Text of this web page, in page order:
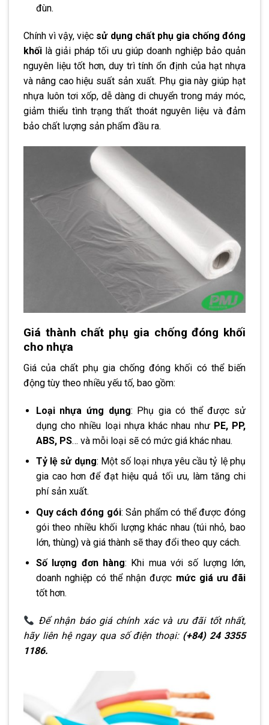
đùn.
Chính vì vậy, việc sử dụng chất phụ gia chống đóng
khối là giải pháp tối ưu giúp doanh nghiệp bảo quản
nguyên liệu tốt hơn, duy trì tính ổn định của hạt nhựa
và nâng cao hiệu suất sản xuất. Phụ gia này giúp hạt
nhựa luôn tơi xốp, dễ dàng di chuyển trong máy móc,
giảm thiểu tình trạng thất thoát nguyên liệu và đảm
bảo chất lượng sản phẩm đầu ra.
Giá thành chất phụ gia chống đóng khối
cho nhựa
Giá của chất phụ gia chống đóng khối có thể biến
động tùy theo nhiều yếu tố, bao gồm:
Loại nhựa ứng dụng: Phụ gia có thể được sử
dụng cho nhiều loại nhựa khác nhau như PE, PP,
ABS, PS… và mỗi loại sẽ có mức giá khác nhau.
Tỷ lệ sử dụng: Một số loại nhựa yêu cầu tỷ lệ phụ
gia cao hơn để đạt hiệu quả tối ưu, làm tăng chi
phí sản xuất.
Quy cách đóng gói: Sản phẩm có thể được đóng
gói theo nhiều khối lượng khác nhau (túi nhỏ, bao
lớn, thùng) và giá thành sẽ thay đổi theo quy cách.
Số lượng đơn hàng: Khi mua với số lượng lớn,
doanh nghiệp có thể nhận được mức giá ưu đãi
tốt hơn.
Để nhận báo giá chính xác và ưu đãi tốt nhất,
hãy liên hệ ngay qua số điện thoại: (+84) 24 3355
1186.